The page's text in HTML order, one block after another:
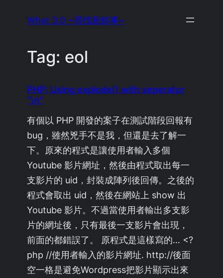
What 3.0 ~尋找新鮮事~
Tag: eol
PHP: Using explode() with seperator
"\n"
有個以 PHP 開發的案子在測試階段回報有
bug，雖然兇手不是我，但還是去了解一
下。原來的程式是讓使用者輸入多個
Youtube 影片網址，然後由程式取出每一
支影片的 uid，封裝成陣列後回傳。之後的
程式會取出 uid，然後在網站上 show 出
Youtube 影片。不過當使用者輸出多支影
片的網址後，只有最後一支影片會出現，
前面的都錯誤了。 原程式是這樣寫的… <?
php //使用者輸入的影片網址. http://後面
空一格是避免Wordpress把影片顯示出來